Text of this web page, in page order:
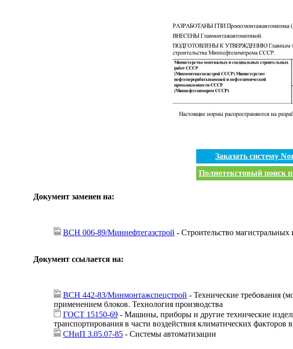
Заказать систему
Полнотекстовый поиск
Документ заменен на:
ВСН 006-89/Миннефтегазстрой - Строительство
Документ ссылается на:
ВСН 442-83/Минмонтажспецстрой - Технические требования
применением блоков. Технология производства
ГОСТ 15150-69 - Машины, приборы и другие технические
транспортирования в части воздействия климатических факторов
СНиП 3.05.07-85 - Системы автоматизации